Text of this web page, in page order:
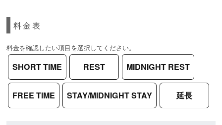
料金表
料金を確認したい項目を選択してください。
SHORT TIME REST MIDNIGHT REST
FREE TIME STAY/MIDNIGHT STAY 延長